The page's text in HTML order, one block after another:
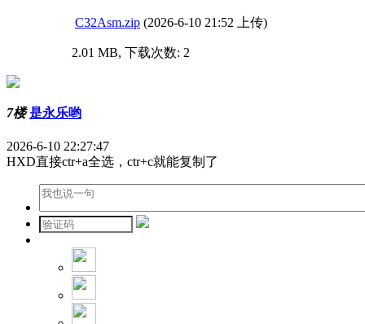
C32Asm.zip (2026-6-10 21:52 上传)
2.01 MB, 下载次数: 2
7楼 是永乐哟
2026-6-10 22:27:47
HXD直接ctr+a全选，ctr+c就能复制了